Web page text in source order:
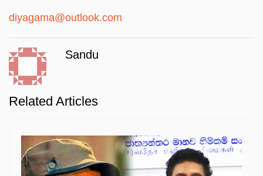
diyagama@outlook.com
Sandu
Related Articles